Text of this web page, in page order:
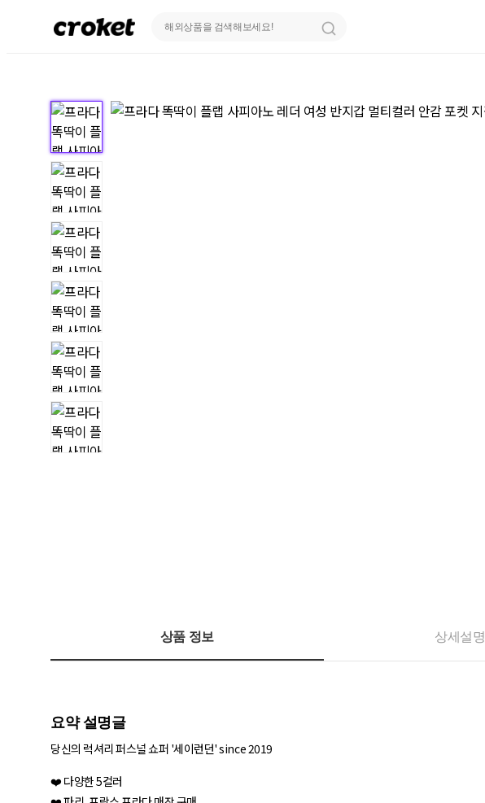
상품 정보 상세설명
요약 설명글
당신의 럭셔리 퍼스널 쇼퍼 '세이런던' since 2019
❤️ 다양한 5컬러